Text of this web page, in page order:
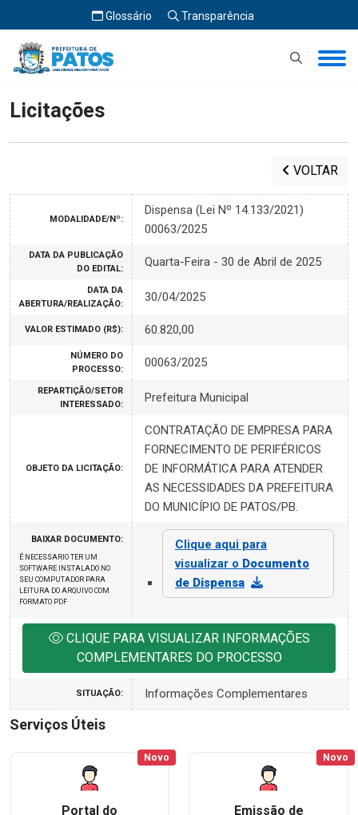
Glossário Transparência
Início Licitações
Licitações
VOLTAR
MODALIDADE/Nº:
Dispensa (Lei Nº 14.133/2021)
00063/2025
DATA DA PUBLICAÇÃO
DO EDITAL:
Quarta-Feira - 30 de Abril de 2025
DATA DA
ABERTURA/REALIZAÇÃO:
30/04/2025
VALOR ESTIMADO (R$): 60.820,00
NÚMERO DO
PROCESSO:
00063/2025
REPARTIÇÃO/SETOR
INTERESSADO:
Prefeitura Municipal
OBJETO DA LICITAÇÃO:
CONTRATAÇÃO DE EMPRESA PARA
FORNECIMENTO DE PERIFÉRICOS
DE INFORMÁTICA PARA ATENDER
AS NECESSIDADES DA PREFEITURA
DO MUNICÍPIO DE PATOS/PB.
BAIXAR DOCUMENTO:
É NECESSARIO TER UM
SOFTWARE INSTALADO NO
SEU COMPUTADOR PARA
LEITURA DO ARQUIVO COM
FORMATO PDF
Clique aqui para
visualizar o Documento
de Dispensa
CLIQUE PARA VISUALIZAR INFORMAÇÕES
COMPLEMENTARES DO PROCESSO
SITUAÇÃO: Informações Complementares
Serviços Úteis
Portal do
Novo
Emissão de
Novo